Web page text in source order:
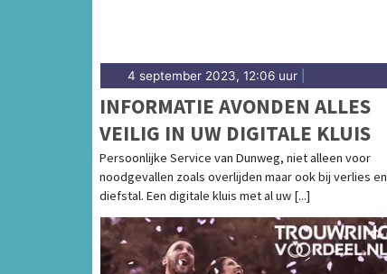
4 september 2023, 12:06 uur
INFORMATIE AVONDEN ALLES
VEILIG IN UW DIGITALE KLUIS
Persoonlijke Service van Dunweg, niet alleen voor
noodgevallen zoals overlijden maar ook bij verlies en
diefstal. Een digitale kluis met al uw [...]